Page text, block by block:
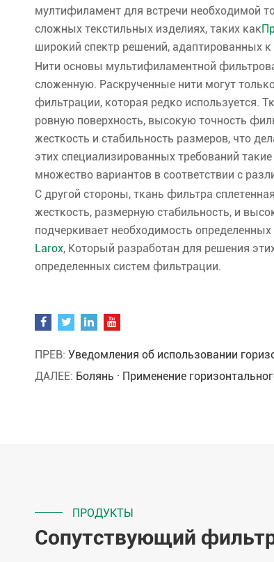
мултифиламент для встречи необходимой
сложных текстильных изделиях, таких как
широкий спектр решений,
Нити основы мультифиламентной
сложенную. Раскрученные нити могут
фильтрации, которая редко используется.
ровную поверхность, высокую точность
жесткость и стабильность размеров, что
этих специализированных требований
множество вариантов в соответствии с
С другой стороны, ткань фильтра
жесткость, размерную стабильность, и
подчеркивает необходимость
Larox, Который разработан для решения
определенных систем фильтрации.
ПРЕВ: Уведомления об использовании
ДАЛЕЕ: Болянь · Применение
ПРОДУКТЫ
Сопутствующий